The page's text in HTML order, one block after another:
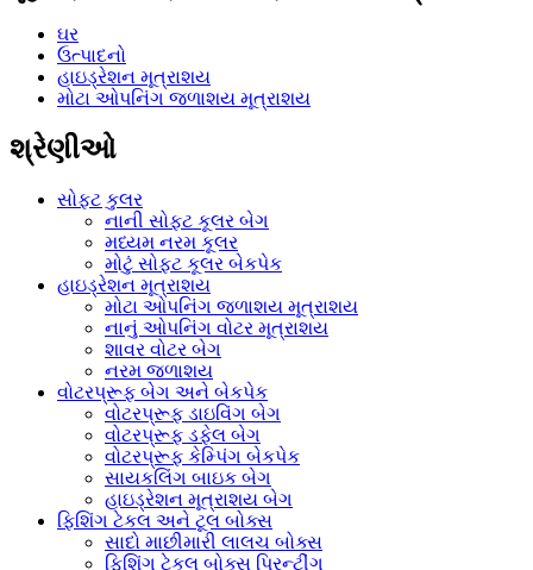
ઘર
ઉત્પાદનો
હાઇડ્રેશન મૂત્રાશય
મોટા ઓપનિંગ જળાશય મૂત્રાશય
શ્રેણીઓ
સોફ્ટ કુલર
નાની સોફ્ટ કૂલર બેગ
મધ્યમ નરમ કૂલર
મોટું સોફ્ટ કૂલર બેકપેક
હાઇડ્રેશન મૂત્રાશય
મોટા ઓપનિંગ જળાશય મૂત્રાશય
નાનું ઓપનિંગ વોટર મૂત્રાશય
શાવર વોટર બેગ
નરમ જળાશય
વોટરપ્રૂફ બેગ અને બેકપેક
વોટરપ્રૂફ ડાઇવિંગ બેગ
વોટરપ્રૂફ ડફેલ બેગ
વોટરપ્રૂફ કેમ્પિંગ બેકપેક
સાયકલિંગ બાઇક બેગ
હાઇડ્રેશન મૂત્રાશય બેગ
ફિશિંગ ટેકલ અને ટૂલ બોક્સ
સાદો માછીમારી લાલચ બોક્સ
ફિશિંગ ટેકલ બોક્સ પ્રિન્ટીંગ